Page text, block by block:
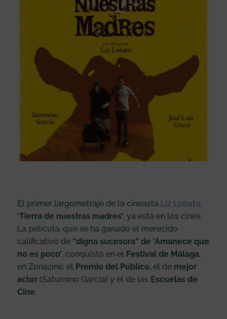
El primer largometraje de la cineasta Liz Lobato,
‘Tierra de nuestras madres’, ya está en los cines.
La película, que se ha ganado el merecido
calificativo de “digna sucesora” de ‘Amanece que
no es poco’, conquistó en el Festival de Málaga,
en Zonazine, el Premio del Público, el de mejor
actor(Saturnino García) y el de las Escuelas de
Cine.